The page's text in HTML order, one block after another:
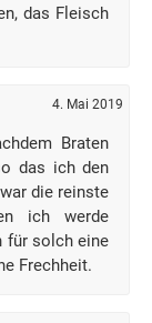
das Fleisch
4. Mai 2019
Braten
das ich den
die reinste
ich werde
für solch eine
Frechheit.